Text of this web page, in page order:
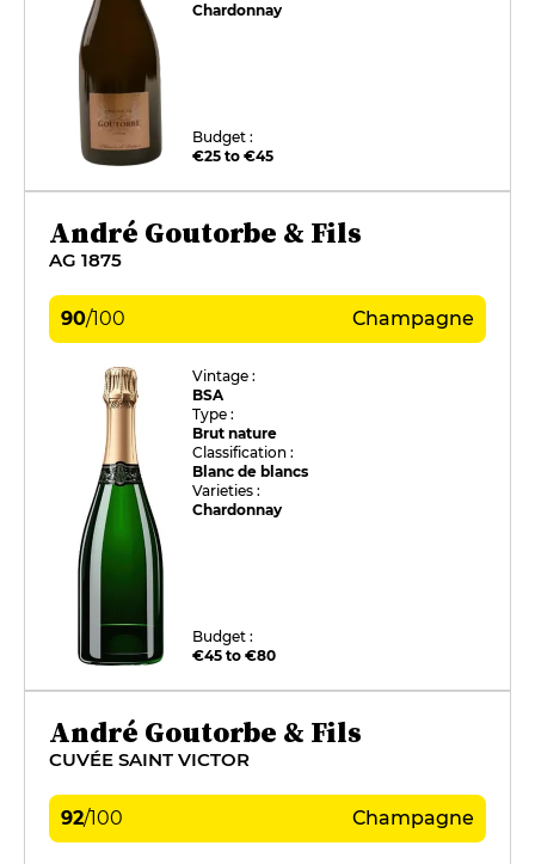
Chardonnay
Budget :
€25 to €45
André Goutorbe & Fils
AG 1875
90/100 Champagne
Vintage :
BSA
Type :
Brut nature
Classification :
Blanc de blancs
Varieties :
Chardonnay
Budget :
€45 to €80
André Goutorbe & Fils
CUVÉE SAINT VICTOR
92/100 Champagne